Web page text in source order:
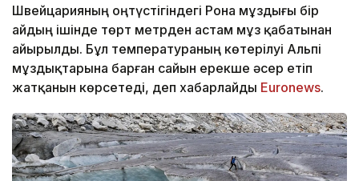
Швейцарияның оңтүстігіндегі Рона мұздығы бір
айдың ішінде төрт метрден астам мұз қабатынан
айырылды. Бұл температураның көтерілуі Альпі
мұздықтарына барған сайын ерекше әсер етіп
жатқанын көрсетеді, деп хабарлайды Еuronews.